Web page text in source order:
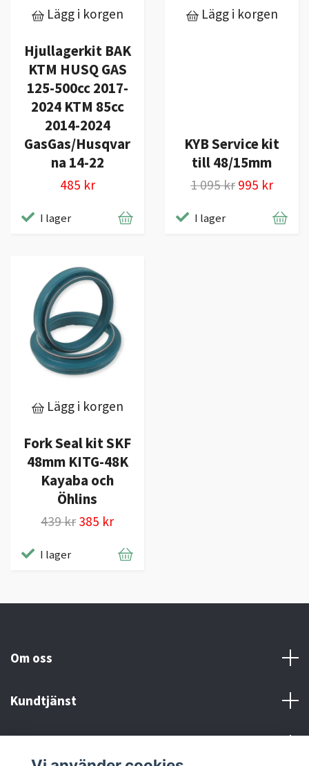
Lägg i korgen
Hjullagerkit BAK
KTM HUSQ GAS
125-500cc 2017-
2024 KTM 85cc
2014-2024
GasGas/Husqvar
na 14-22
485 kr
I lager
Lägg i korgen
KYB Service kit
till 48/15mm
1 095 kr 995 kr
I lager
Lägg i korgen
Fork Seal kit SKF
48mm KITG-48K
Kayaba och
Öhlins
439 kr 385 kr
I lager
Om oss
Kundtjänst